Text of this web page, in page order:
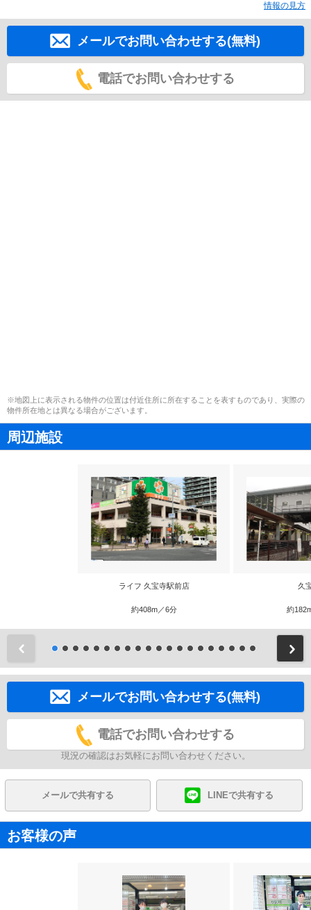
情報の見方
メールでお問い合わせする(無料)
電話でお問い合わせする
※地図上に表示される物件の位置は付近住所に所在することを表すものであり、実際の
物件所在地とは異なる場合がございます。
周辺施設
ライフ 久宝寺駅前店
約408m／6分
久
約
メールでお問い合わせする(無料)
電話でお問い合わせする
現況の確認はお気軽にお問い合わせください。
メールで共有する LINEで共有する
お客様の声